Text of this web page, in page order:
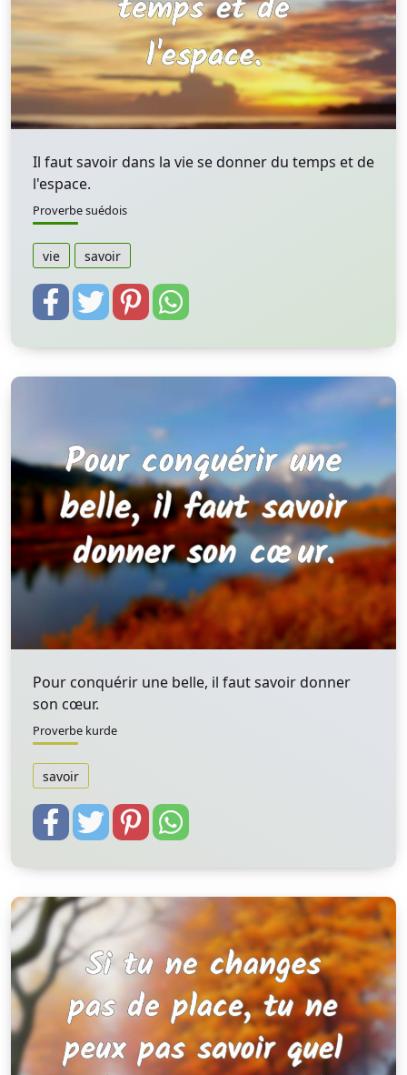
Il faut savoir dans la vie se donner du temps et de
l'espace.
Proverbe suédois
vie savoir
Pour conquérir une belle, il faut savoir donner
son cœur.
Proverbe kurde
savoir